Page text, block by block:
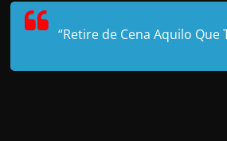
“Retire de Cena Aquilo Que